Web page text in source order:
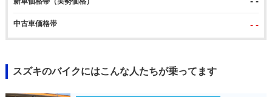
中古車価格帯 - -
スズキのバイクにはこんな人たちが乗ってます